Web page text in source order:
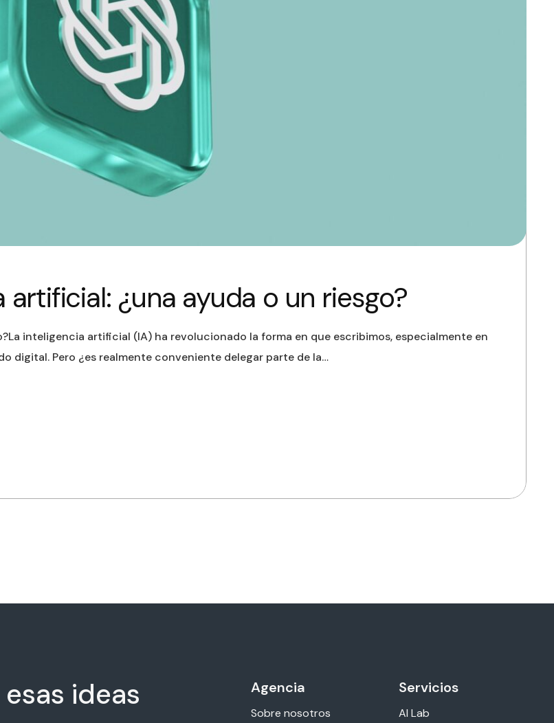
¿una ayuda o un riesgo?
inteligencia artificial (IA) ha revolucionado la forma en que escribimos, especialmente en
digital. Pero ¿es realmente conveniente delegar parte de la…
ideas
Agencia
Sobre nosotros
Servicios
AI Lab